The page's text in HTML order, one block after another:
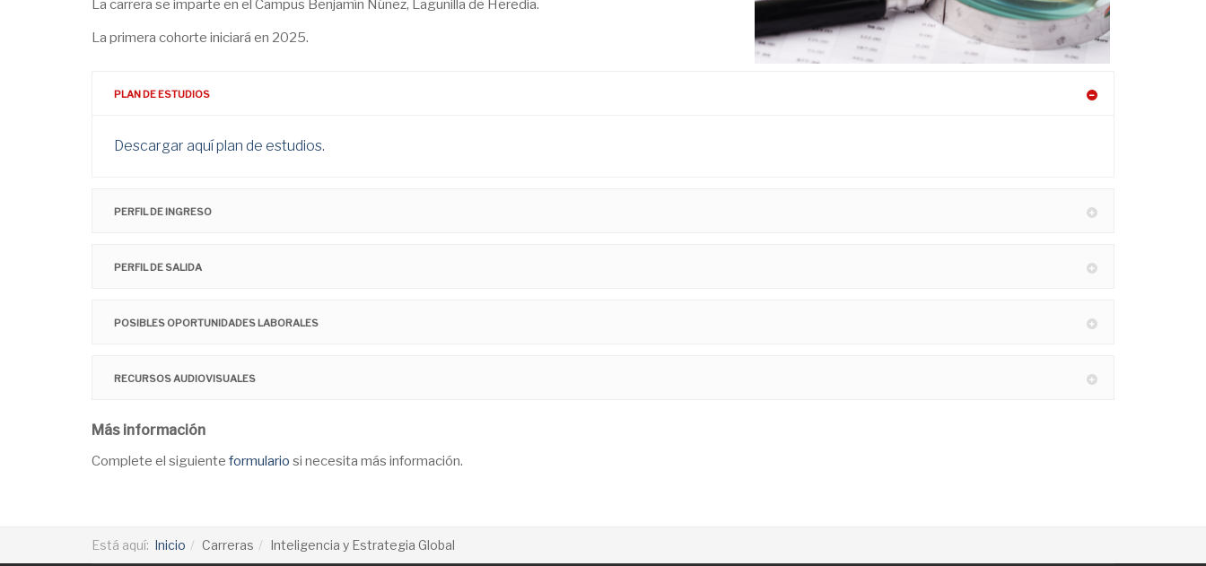
La carrera se imparte en el Campus Benjamín Núñez, Lagunilla de Heredia.
La primera cohorte iniciará en 2025.
PLAN DE ESTUDIOS
Descargar aquí plan de estudios.
PERFIL DE INGRESO
PERFIL DE SALIDA
POSIBLES OPORTUNIDADES LABORALES
RECURSOS AUDIOVISUALES
Más información
Complete el siguiente formulario si necesita más información.
Está aquí: Inicio Carreras Inteligencia y Estrategia Global